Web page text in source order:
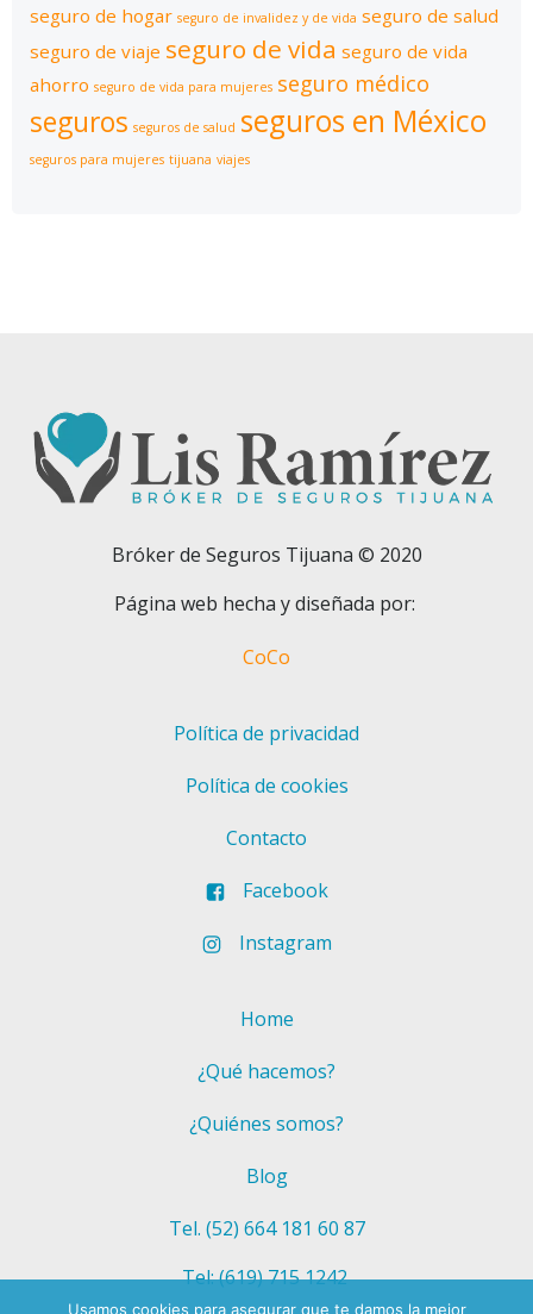
seguro de hogar seguro de invalidez y de vida seguro de salud
seguro de viaje seguro de vida seguro de vida
ahorro seguro de vida para mujeres seguro médico
seguros seguros de salud seguros en México
seguros para mujeres tijuana viajes
Bróker de Seguros Tijuana © 2020
Página web hecha y diseñada por:
CoCo
Política de privacidad
Política de cookies
Contacto
Facebook
Instagram
Home
¿Qué hacemos?
¿Quiénes somos?
Blog
Tel. (52) 664 181 60 87
Tel: (619) 715 1242
Usamos cookies para asegurar que te damos la mejor